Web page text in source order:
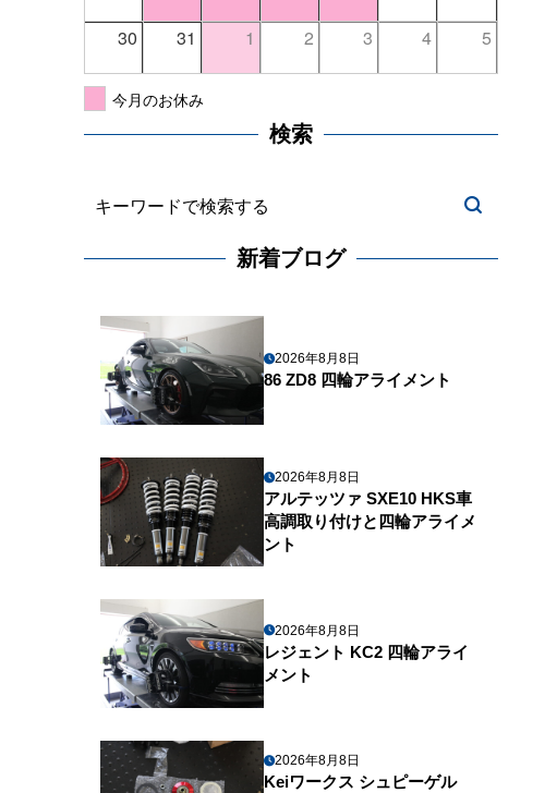
30 31 1 2 3 4 5
今月のお休み
検索
新着ブログ
2026年8月8日
86 ZD8 四輪アライメント
2026年8月8日
アルテッツァ SXE10 HKS車
高調取り付けと四輪アライメ
ント
2026年8月8日
レジェント KC2 四輪アライ
メント
2026年8月8日
Keiワークス シュピーゲル